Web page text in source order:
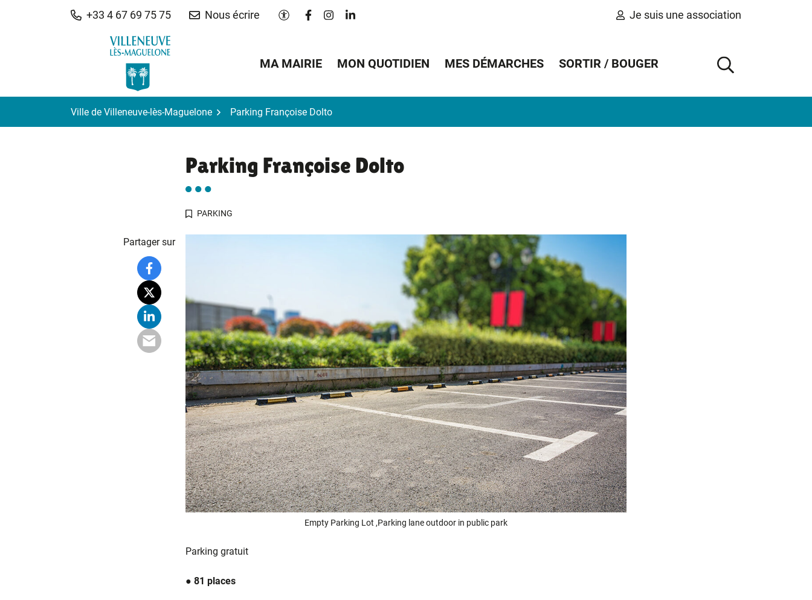
+33 4 67 69 75 75 Nous écrire Paramètres d'accessibilité
Lien vers le compte Facebook
Lien vers le compte Instagram
Lien vers le compte Linkedin Je suis une association
MA MAIRIE MON QUOTIDIEN MES DÉMARCHES SORTIR / BOUGER
AFFICHER
Ville de Villeneuve-lès-Maguelone Parking Françoise Dolto
Parking Françoise Dolto
PARKING
Empty Parking Lot ,Parking lane outdoor in public park
Parking gratuit
● 81 places
Partager sur